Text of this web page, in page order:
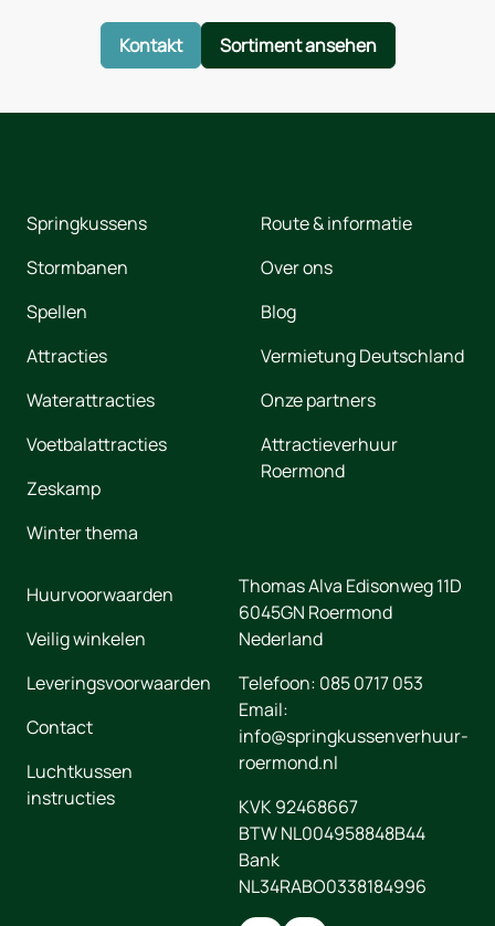
Kontakt Sortiment ansehen
Springkussens
Stormbanen
Spellen
Attracties
Waterattracties
Voetbalattracties
Zeskamp
Winter thema
Route & informatie
Over ons
Blog
Vermietung Deutschland
Onze partners
Attractieverhuur
Roermond
Huurvoorwaarden
Veilig winkelen
Leveringsvoorwaarden
Contact
Luchtkussen
instructies
Thomas Alva Edisonweg 11D
6045GN Roermond
Nederland
Telefoon: 085 0717 053
Email:
info@springkussenverhuur-
roermond.nl
KVK 92468667
BTW NL004958848B44
Bank
NL34RABO0338184996